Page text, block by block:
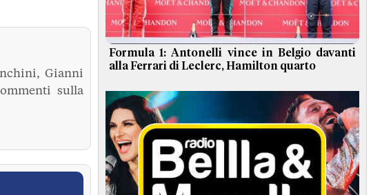
Gianni
sulla
Formula 1: Antonelli vince in Belgio davanti
alla Ferrari di Leclerc, Hamilton quarto